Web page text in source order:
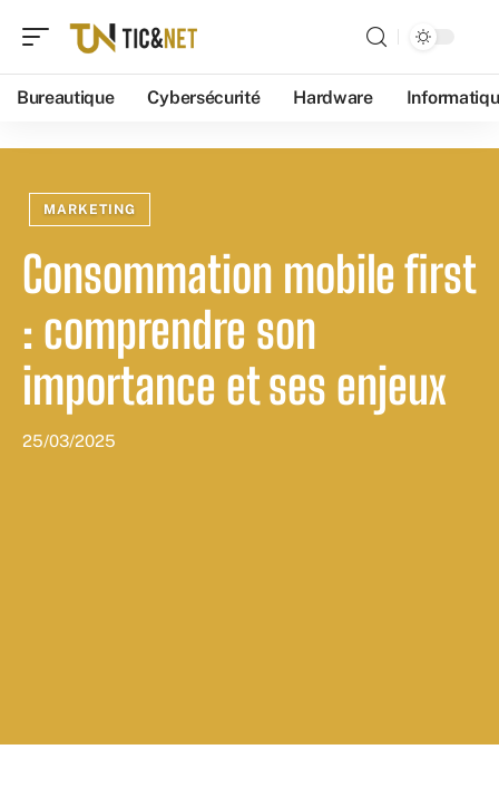
Bureautique Cybersécurité Hardware
MARKETING
Consommation mobile first
: comprendre son
importance et ses enjeux
25/03/2025